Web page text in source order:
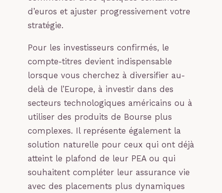
d’euros et ajuster progressivement votre
stratégie.
Pour les investisseurs confirmés, le
compte-titres devient indispensable
lorsque vous cherchez à diversifier au-
delà de l’Europe, à investir dans des
secteurs technologiques américains ou à
utiliser des produits de Bourse plus
complexes. Il représente également la
solution naturelle pour ceux qui ont déjà
atteint le plafond de leur PEA ou qui
souhaitent compléter leur assurance vie
avec des placements plus dynamiques